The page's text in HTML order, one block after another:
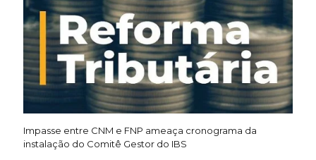
Impasse entre CNM e FNP ameaça cronograma da
instalação do Comitê Gestor do IBS